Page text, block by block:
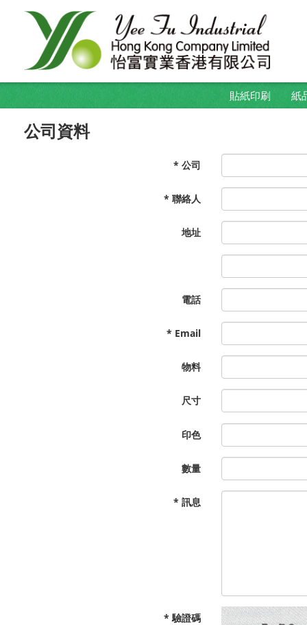
貼紙印刷 紙
公司資料
* 公司
* 聯絡人
地址
電話
* Email
物料
尺寸
印色
數量
* 訊息
* 驗證碼